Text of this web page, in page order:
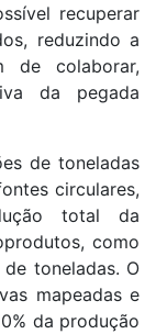
recuperar
reduzindo a
de colaborar,
da pegada
de toneladas
circulares,
total da
como
toneladas. O
mapeadas e
da produção